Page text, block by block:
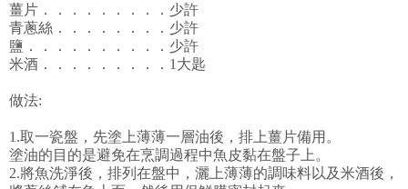
薑片．．．．．．．．．少許
青蔥絲．．．．．．．．少許
鹽．．．．．．．．．．少許
米酒．．．．．．．．．1大匙
做法:
1.取一瓷盤，先塗上薄薄一層油後，排上薑片備用。
塗油的目的是避免在烹調過程中魚皮黏在盤子上。
2.將魚洗淨後，排列在盤中，灑上薄薄的調味料以及米酒後，